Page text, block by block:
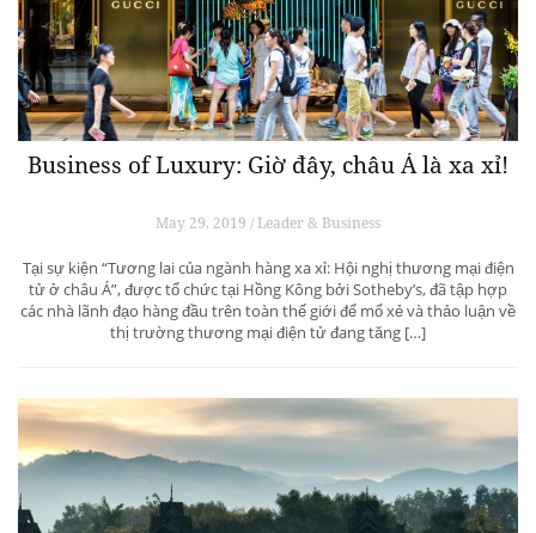
Business of Luxury: Giờ đây, châu Á là xa xỉ!
May 29, 2019 / Leader & Business
Tại sự kiện “Tương lai của ngành hàng xa xỉ: Hội nghị thương mại điện
tử ở châu Á”, được tổ chức tại Hồng Kông bởi Sotheby’s, đã tập hợp
các nhà lãnh đạo hàng đầu trên toàn thế giới để mổ xẻ và thảo luận về
thị trường thương mại điện tử đang tăng […]